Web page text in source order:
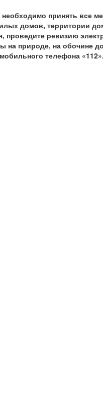
принять все
домов, территории
ревизию
на природе, на обочине
телефона «112».